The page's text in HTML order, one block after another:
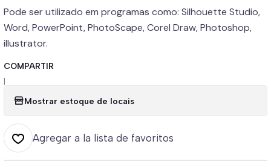
Pode ser utilizado em programas como: Silhouette Studio,
Word, PowerPoint, PhotoScape, Corel Draw, Photoshop,
illustrator.
COMPARTIR
|
Mostrar estoque de locais
Agregar a la lista de favoritos